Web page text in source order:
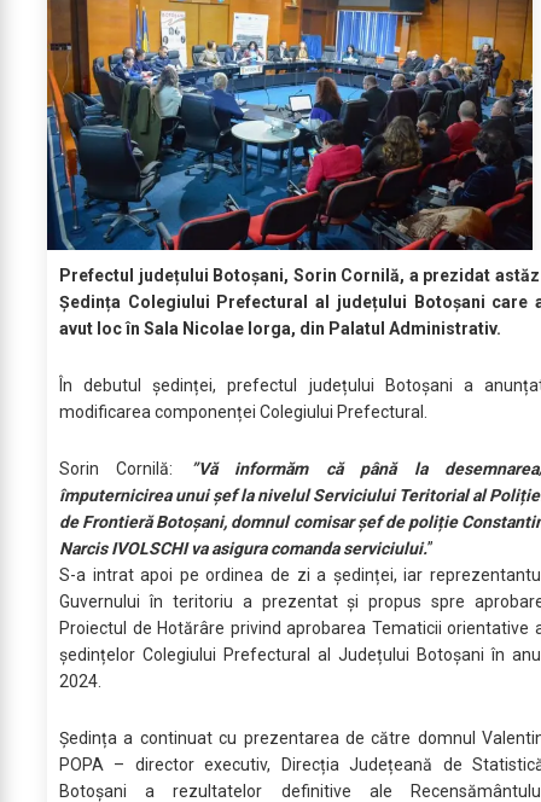
Prefectul județului Botoșani, Sorin Cornilă, a prezidat
Ședința Colegiului Prefectural al județului Botoșani care
avut loc în Sala Nicolae Iorga, din Palatul Administrativ.
În debutul ședinței, prefectul județului Botoșani a
modificarea componenței Colegiului Prefectural.
Sorin Cornilă:
”Vă informăm că până la
împuternicirea unui șef la nivelul Serviciului Teritorial al
de Frontieră Botoșani, domnul comisar șef de poliție
Narcis IVOLSCHI va asigura comanda serviciului.”
S-a intrat apoi pe ordinea de zi a ședinței, iar
Guvernului în teritoriu a prezentat și propus spre
Proiectul de Hotărâre privind aprobarea Tematicii orientative
ședințelor Colegiului Prefectural al Județului Botoșani în
2024.
Ședința a continuat cu prezentarea de către domnul
POPA – director executiv, Direcția Județeană de
Botoșani a rezultatelor definitive ale